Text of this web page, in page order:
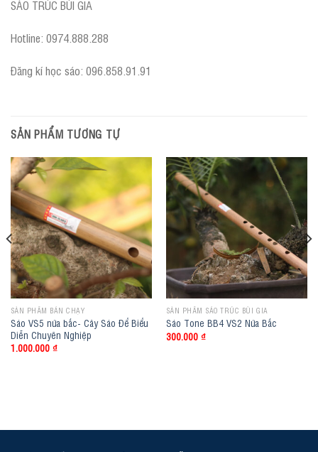
SÁO TRÚC BÙI GIA
Hotline: 0974.888.288
Đăng kí học sáo: 096.858.91.91
SẢN PHẨM TƯƠNG TỰ
SẢN PHẨM BÁN CHẠY
Sáo VS5 nứa bắc- Cây Sáo Để Biểu
Diễn Chuyên Nghiệp
1.000.000 ₫
SẢN PHẨM SÁO TRÚC BÙI GIA
Sáo Tone BB4 VS2 Nứa Bắc
300.000 ₫